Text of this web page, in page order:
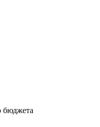
бюджета